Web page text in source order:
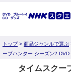
トップ> 商品ジャンルで選ぶ
ープハンター シーズン2
タイムスクー